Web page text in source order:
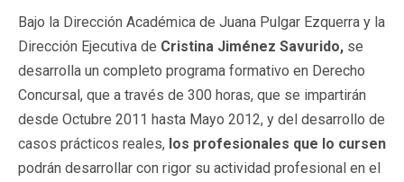
Bajo la Dirección Académica de Juana Pulgar Ezquerra y la
Dirección Ejecutiva de Cristina Jiménez Savurido, se
desarrolla un completo programa formativo en Derecho
Concursal, que a través de 300 horas, que se impartirán
desde Octubre 2011 hasta Mayo 2012, y del desarrollo de
casos prácticos reales, los profesionales que lo cursen
podrán desarrollar con rigor su actividad profesional en el